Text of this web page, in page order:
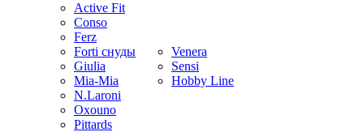
Active Fit
Conso
Ferz
Forti снуды
Giulia
Mia-Mia
N.Laroni
Oxouno
Pittards
Venera
Sensi
Hobby Line